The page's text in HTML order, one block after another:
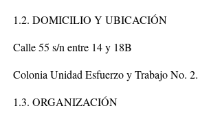
1.2. DOMICILIO Y UBICACIÓN
Calle 55 s/n entre 14 y 18B
Colonia Unidad Esfuerzo y Trabajo No. 2.
1.3. ORGANIZACIÓN